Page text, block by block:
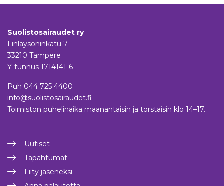
Suolistosairaudet ry
Finlaysoninkatu 7
33210 Tampere
Y-tunnus 1714141-6
Puh 044 725 4400
info@suolistosairaudet.fi
Toimiston puhelinaika maanantaisin ja torstaisin klo 14–17.
Uutiset
Tapahtumat
Liity jäseneksi